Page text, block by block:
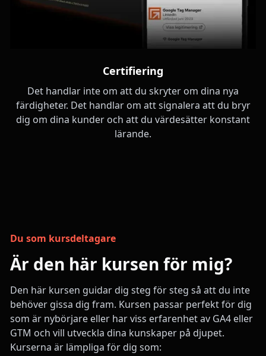
Certifiering
Det handlar inte om att du skryter om dina nya
färdigheter. Det handlar om att signalera att du bryr
dig om dina kunder och att du värdesätter konstant
lärande.
Du som kursdeltagare
Är den här kursen för mig?
Den här kursen guidar dig steg för steg så att du inte
behöver gissa dig fram. Kursen passar perfekt för dig
som är nybörjare eller har viss erfarenhet av GA4 eller
GTM och vill utveckla dina kunskaper på djupet.
‍Kurserna är lämpliga för dig som:‍